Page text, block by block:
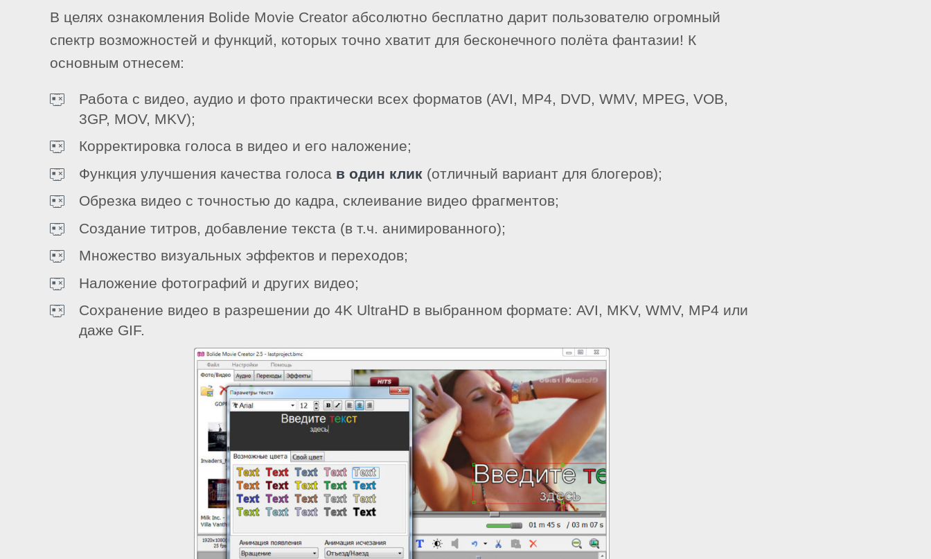
В целях ознакомления Bolide Movie Creator абсолютно бесплатно дарит пользователю огромный
спектр возможностей и функций, которых точно хватит для бесконечного полёта фантазии! К
основным отнесем:
Работа с видео, аудио и фото практически всех форматов (AVI, MP4, DVD, WMV, MPEG, VOB,
3GP, MOV, MKV);
Корректировка голоса в видео и его наложение;
Функция улучшения качества голоса в один клик (отличный вариант для блогеров);
Обрезка видео с точностью до кадра, склеивание видео фрагментов;
Создание титров, добавление текста (в т.ч. анимированного);
Множество визуальных эффектов и переходов;
Наложение фотографий и других видео;
Сохранение видео в разрешении до 4K UltraHD в выбранном формате: AVI, MKV, WMV, MP4 или
даже GIF.